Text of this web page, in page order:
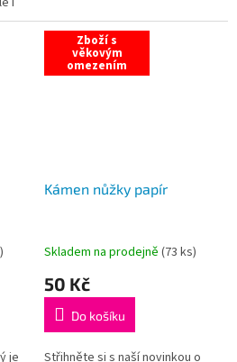
)
je
Zboží s
věkovým
omezením
Kámen nůžky papír
Skladem na prodejně (73 ks)
50 Kč
Do košíku
Střihněte si s naší novinkou o